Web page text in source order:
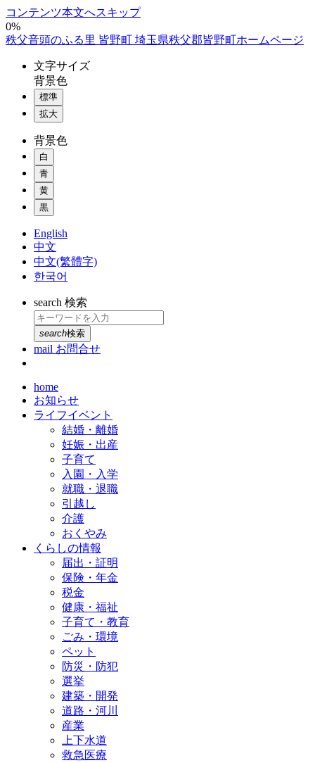
コンテンツ本文へスキップ
0%
秩父音頭のふる里 皆野町 埼玉県秩父郡皆野町ホームページ
文字サイズ
背景色
標準
拡大
背景色
白
青
黄
黒
English
中文
中文(繁體字)
한국어
search 検索
search検索
mail お問合せ
home
お知らせ
ライフイベント
結婚・離婚
妊娠・出産
子育て
入園・入学
就職・退職
引越し
介護
おくやみ
くらしの情報
届出・証明
保険・年金
税金
健康・福祉
子育て・教育
ごみ・環境
ペット
防災・防犯
選挙
建築・開発
道路・河川
産業
上下水道
救急医療